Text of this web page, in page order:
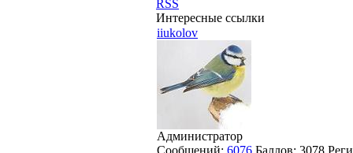
RSS
Интересные ссылки
iiukolov
Администратор
Сообщений: 6076 Баллов: 3078